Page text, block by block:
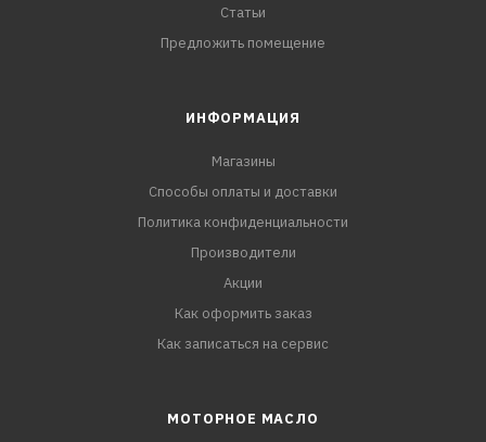
Статьи
Предложить помещение
ИНФОРМАЦИЯ
Магазины
Способы оплаты и доставки
Политика конфиденциальности
Производители
Акции
Как оформить заказ
Как записаться на сервис
МОТОРНОЕ МАСЛО